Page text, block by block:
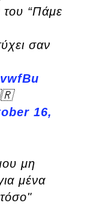
“Πάμε
σαν
16,
μη
μένα